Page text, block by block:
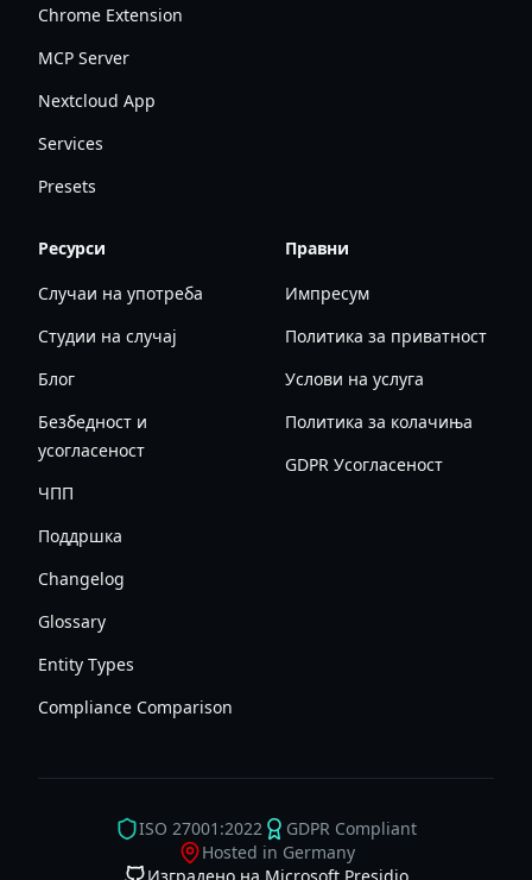
Chrome Extension
MCP Server
Nextcloud App
Services
Presets
Ресурси
Случаи на употреба
Студии на случај
Блог
Безбедност и
усогласеност
ЧПП
Поддршка
Changelog
Glossary
Entity Types
Compliance Comparison
Правни
Импресум
Политика за приватност
Услови на услуга
Политика за колачиња
GDPR Усогласеност
ISO 27001:2022
GDPR Compliant
Hosted in Germany